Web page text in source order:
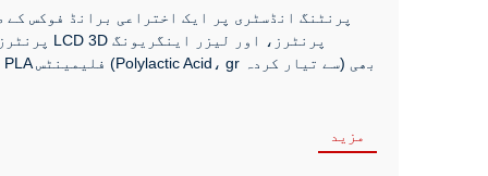
مزید